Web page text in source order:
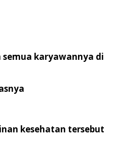
semua karyawannya di
kesehatan tersebut